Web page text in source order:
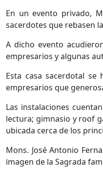
En un evento privado,
sacerdotes que rebasen
A dicho evento
empresarios y algunas
Esta casa sacerdotal
empresarios que
Las instalaciones
lectura; gimnasio y roof
ubicada cerca de los
Mons. José Antonio
imagen de la Sagrada